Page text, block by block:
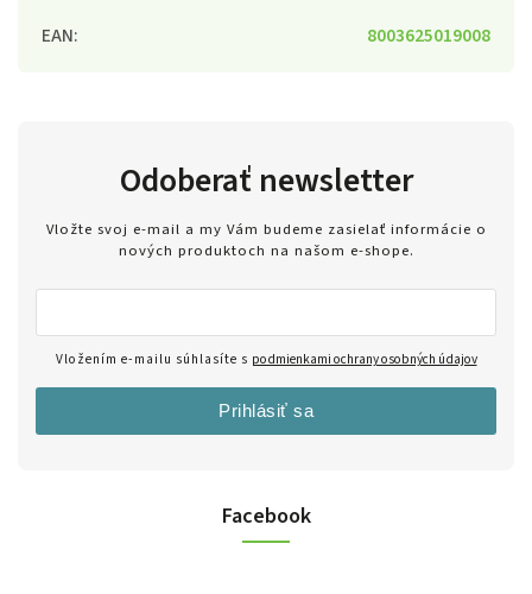
EAN: 8003625019008
Facebook
Odoberať newsletter
Vložte svoj e-mail a my Vám budeme zasielať informácie o
nových produktoch na našom e-shope.
Vložením e-mailu súhlasíte s podmienkami ochrany osobných údajov
Prihlásiť sa